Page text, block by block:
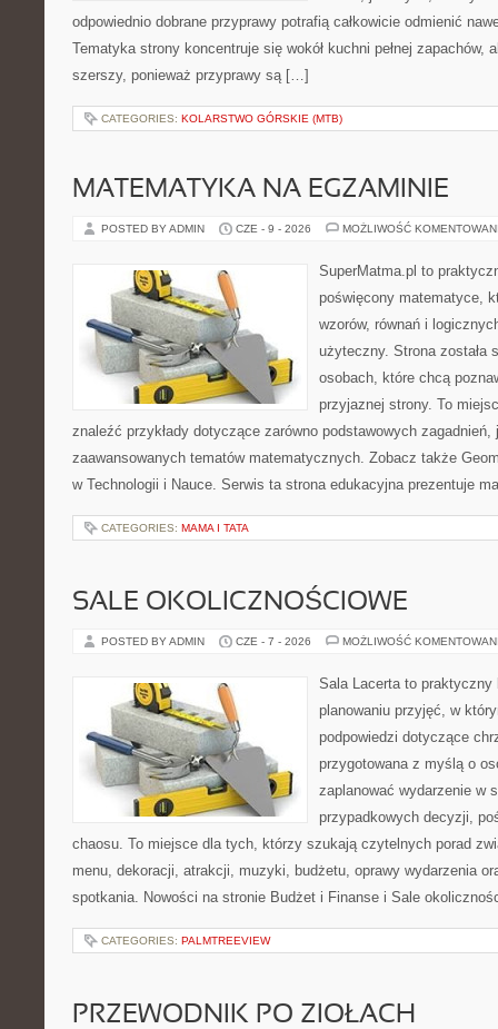
odpowiednio dobrane przyprawy potrafią całkowicie odmienić
Tematyka strony koncentruje się wokół kuchni pełnej zapachów,
szerszy, ponieważ przyprawy są […]
CATEGORIES: KOLARSTWO GÓRSKIE (MTB)
MATEMATYKA NA EGZAMINIE
POSTED BY ADMIN CZE - 9 - 2026 MOŻLIWOŚĆ
SuperMatma.pl to
poświęcony matematyce,
wzorów, równań i
użyteczny. Strona została
osobach, które chcą
przyjaznej strony. To
znaleźć przykłady dotyczące zarówno podstawowych zagadnień,
zaawansowanych tematów matematycznych. Zobacz także
w Technologii i Nauce. Serwis ta strona edukacyjna prezentuje
CATEGORIES: MAMA I TATA
SALE OKOLICZNOŚCIOWE
POSTED BY ADMIN CZE - 7 - 2026 MOŻLIWOŚĆ
Sala Lacerta to praktyczny
planowaniu przyjęć, w
podpowiedzi dotyczące
przygotowana z myślą o
zaplanować wydarzenie w
przypadkowych decyzji,
chaosu. To miejsce dla tych, którzy szukają czytelnych porad
menu, dekoracji, atrakcji, muzyki, budżetu, oprawy wydarzenia
spotkania. Nowości na stronie Budżet i Finanse i Sale
CATEGORIES: PALMTREEVIEW
PRZEWODNIK PO ZIOŁACH